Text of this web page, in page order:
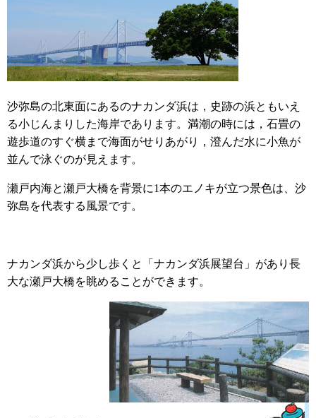
沙弥島の北東面にあるのナカンダ浜は，史跡の浜ともいえ
る小じんまりした海岸であります。満潮の時には，石畳の
遊歩道のすぐ横まで海面がせりあがり，澄んだ水に小魚が
並んで泳ぐのが見えます。
瀬戸内海と瀬戸大橋を背景に1本のエノキが立つ景色は、沙
弥島を代表する風景です。
ナカンダ浜から少し歩くと「ナカンダ浜展望台」があり長
大な瀬戸大橋を眺めることができます。